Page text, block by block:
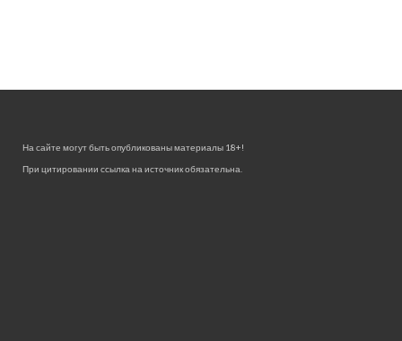
На сайте могут быть опубликованы материалы 18+!
При цитировании ссылка на источник обязательна.